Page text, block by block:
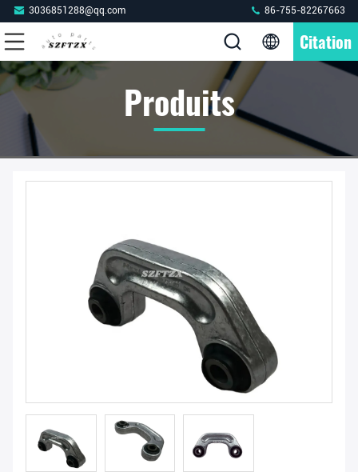
3036851288@qq.com 86-755-82267663
Citation
Produits